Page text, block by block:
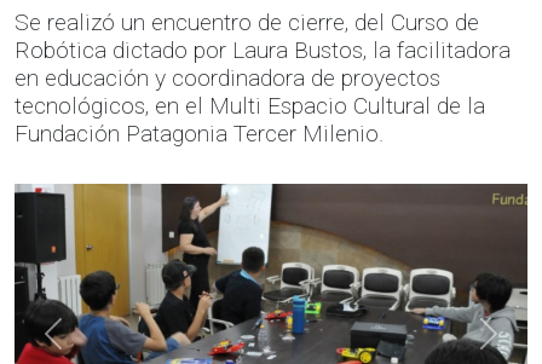
Se realizó un encuentro de cierre, del Curso de
Robótica dictado por Laura Bustos, la facilitadora
en educación y coordinadora de proyectos
tecnológicos, en el Multi Espacio Cultural de la
Fundación Patagonia Tercer Milenio.
Anterior